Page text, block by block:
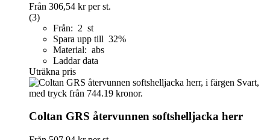
Från 306,54 krper st.
(3)
Från: 2 st
Spara upp till 32%
Material: abs
Laddar data
Uträkna pris
Coltan GRS återvunnen softshelljacka herr